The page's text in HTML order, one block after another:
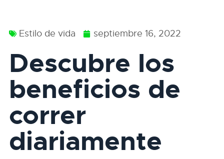
Estilo de vida septiembre 16, 2022
Descubre los
beneficios de
correr
diariamente